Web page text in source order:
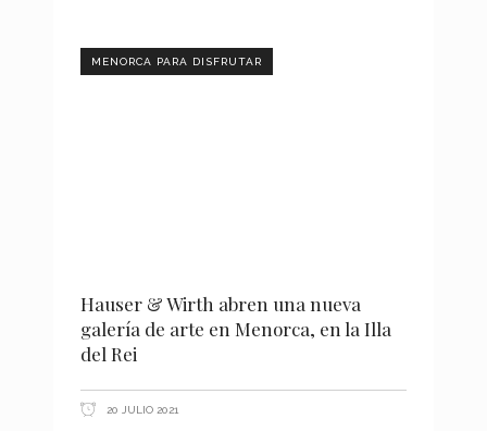
MENORCA PARA DISFRUTAR
Hauser & Wirth abren una nueva
galería de arte en Menorca, en la Illa
del Rei
20 JULIO 2021